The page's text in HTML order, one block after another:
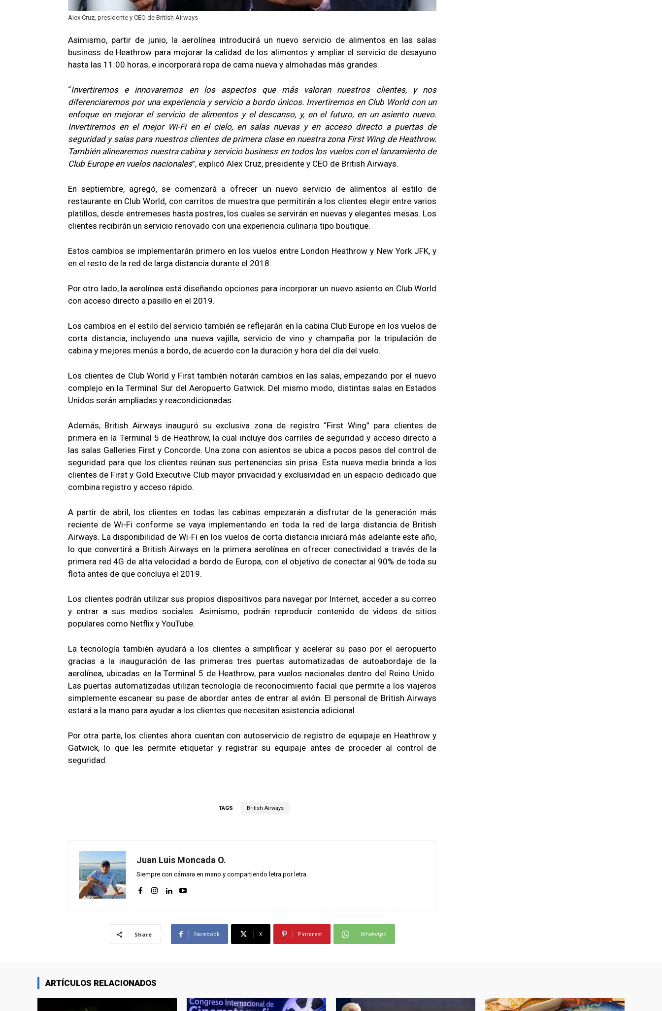
Alex Cruz, presidente y CEO de British Airways
Asimismo, partir de junio, la aerolínea introducirá un nuevo servicio de alimentos en las salas
business de Heathrow para mejorar la calidad de los alimentos y ampliar el servicio de desayuno
hasta las 11:00 horas, e incorporará ropa de cama nueva y almohadas más grandes.
“Invertiremos e innovaremos en los aspectos que más valoran nuestros clientes, y nos
diferenciaremos por una experiencia y servicio a bordo únicos. Invertiremos en Club World con un
enfoque en mejorar el servicio de alimentos y el descanso, y, en el futuro, en un asiento nuevo.
Invertiremos en el mejor Wi-Fi en el cielo, en salas nuevas y en acceso directo a puertas de
seguridad y salas para nuestros clientes de primera clase en nuestra zona First Wing de Heathrow.
También alinearemos nuestra cabina y servicio business en todos los vuelos con el lanzamiento de
Club Europe en vuelos nacionales”, explicó Alex Cruz, presidente y CEO de British Airways.
En septiembre, agregó, se comenzará a ofrecer un nuevo servicio de alimentos al estilo de
restaurante en Club World, con carritos de muestra que permitirán a los clientes elegir entre varios
platillos, desde entremeses hasta postres, los cuales se servirán en nuevas y elegantes mesas. Los
clientes recibirán un servicio renovado con una experiencia culinaria tipo boutique.
Estos cambios se implementarán primero en los vuelos entre London Heathrow y New York JFK, y
en el resto de la red de larga distancia durante el 2018.
Por otro lado, la aerolínea está diseñando opciones para incorporar un nuevo asiento en Club World
con acceso directo a pasillo en el 2019.
Los cambios en el estilo del servicio también se reflejarán en la cabina Club Europe en los vuelos de
corta distancia, incluyendo una nueva vajilla, servicio de vino y champaña por la tripulación de
cabina y mejores menús a bordo, de acuerdo con la duración y hora del día del vuelo.
Los clientes de Club World y First también notarán cambios en las salas, empezando por el nuevo
complejo en la Terminal Sur del Aeropuerto Gatwick. Del mismo modo, distintas salas en Estados
Unidos serán ampliadas y reacondicionadas.
Además, British Airways inauguró su exclusiva zona de registro “First Wing” para clientes de
primera en la Terminal 5 de Heathrow, la cual incluye dos carriles de seguridad y acceso directo a
las salas Galleries First y Concorde. Una zona con asientos se ubica a pocos pasos del control de
seguridad para que los clientes reúnan sus pertenencias sin prisa. Esta nueva media brinda a los
clientes de First y Gold Executive Club mayor privacidad y exclusividad en un espacio dedicado que
combina registro y acceso rápido.
A partir de abril, los clientes en todas las cabinas empezarán a disfrutar de la generación más
reciente de Wi-Fi conforme se vaya implementando en toda la red de larga distancia de British
Airways. La disponibilidad de Wi-Fi en los vuelos de corta distancia iniciará más adelante este año,
lo que convertirá a British Airways en la primera aerolínea en ofrecer conectividad a través de la
primera red 4G de alta velocidad a bordo de Europa, con el objetivo de conectar al 90% de toda su
flota antes de que concluya el 2019.
Los clientes podrán utilizar sus propios dispositivos para navegar por Internet, acceder a su correo
y entrar a sus medios sociales. Asimismo, podrán reproducir contenido de videos de sitios
populares como Netflix y YouTube.
La tecnología también ayudará a los clientes a simplificar y acelerar su paso por el aeropuerto
gracias a la inauguración de las primeras tres puertas automatizadas de autoabordaje de la
aerolínea, ubicadas en la Terminal 5 de Heathrow, para vuelos nacionales dentro del Reino Unido.
Las puertas automatizadas utilizan tecnología de reconocimiento facial que permite a los viajeros
simplemente escanear su pase de abordar antes de entrar al avión. El personal de British Airways
estará a la mano para ayudar a los clientes que necesitan asistencia adicional.
Por otra parte, los clientes ahora cuentan con autoservicio de registro de equipaje en Heathrow y
Gatwick, lo que les permite etiquetar y registrar su equipaje antes de proceder al control de
seguridad.
TAGS British Airways
Juan Luis Moncada O.
Siempre con cámara en mano y compartiendo letra por letra.
Share Facebook X Pinterest WhatsApp
ARTÍCULOS RELACIONADOS